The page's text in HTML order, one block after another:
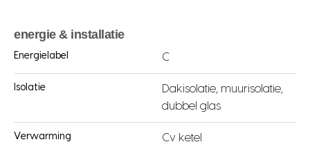
energie & installatie
Energielabel C
Isolatie
Dakisolatie, muurisolatie,
dubbel glas
Verwarming Cv ketel